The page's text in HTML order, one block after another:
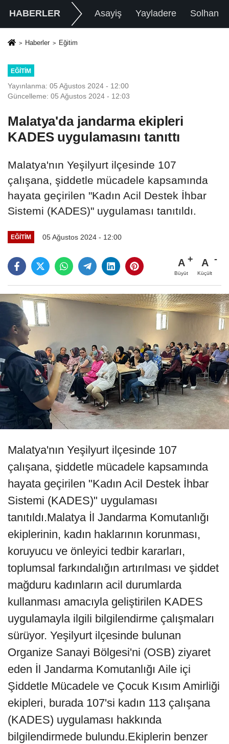
HABERLER Asayiş Yayladere Solhan
Haberler Eğitim
EĞITIM
Yayınlanma: 05 Ağustos 2024 - 12:00
Güncelleme: 05 Ağustos 2024 - 12:03
Malatya'da jandarma ekipleri
KADES uygulamasını tanıttı
Malatya'nın Yeşilyurt ilçesinde 107
çalışana, şiddetle mücadele kapsamında
hayata geçirilen "Kadın Acil Destek İhbar
Sistemi (KADES)" uygulaması tanıtıldı.
EĞITIM 05 Ağustos 2024 - 12:00
A
Büyüt
A
Küçült
Malatya'nın Yeşilyurt ilçesinde 107
çalışana, şiddetle mücadele kapsamında
hayata geçirilen "Kadın Acil Destek İhbar
Sistemi (KADES)" uygulaması
tanıtıldı.Malatya İl Jandarma Komutanlığı
ekiplerinin, kadın haklarının korunması,
koruyucu ve önleyici tedbir kararları,
toplumsal farkındalığın artırılması ve şiddet
mağduru kadınların acil durumlarda
kullanması amacıyla geliştirilen KADES
uygulamayla ilgili bilgilendirme çalışmaları
sürüyor. Yeşilyurt ilçesinde bulunan
Organize Sanayi Bölgesi'ni (OSB) ziyaret
eden İl Jandarma Komutanlığı Aile içi
Şiddetle Mücadele ve Çocuk Kısım Amirliği
ekipleri, burada 107'si kadın 113 çalışana
(KADES) uygulaması hakkında
bilgilendirmede bulundu.Ekiplerin benzer